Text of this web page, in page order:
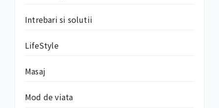
Intrebari si solutii
LifeStyle
Masaj
Mod de viata